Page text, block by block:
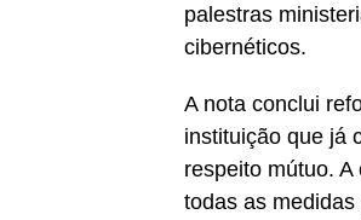
palestras
cibernéticos.
A nota conclui
instituição que já
respeito mútuo.
todas as